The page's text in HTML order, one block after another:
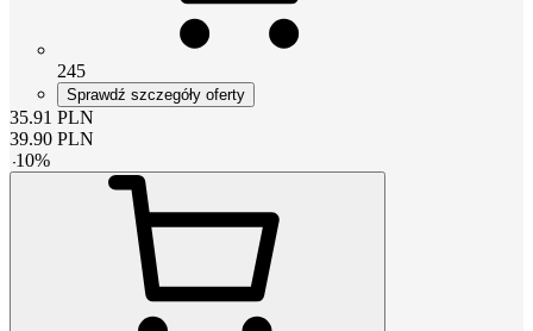
245
Sprawdź szczegóły oferty
35.91 PLN
39.90 PLN
-10%